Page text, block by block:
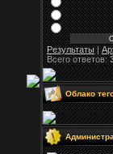
Результаты|
Всего ответов:
Облако